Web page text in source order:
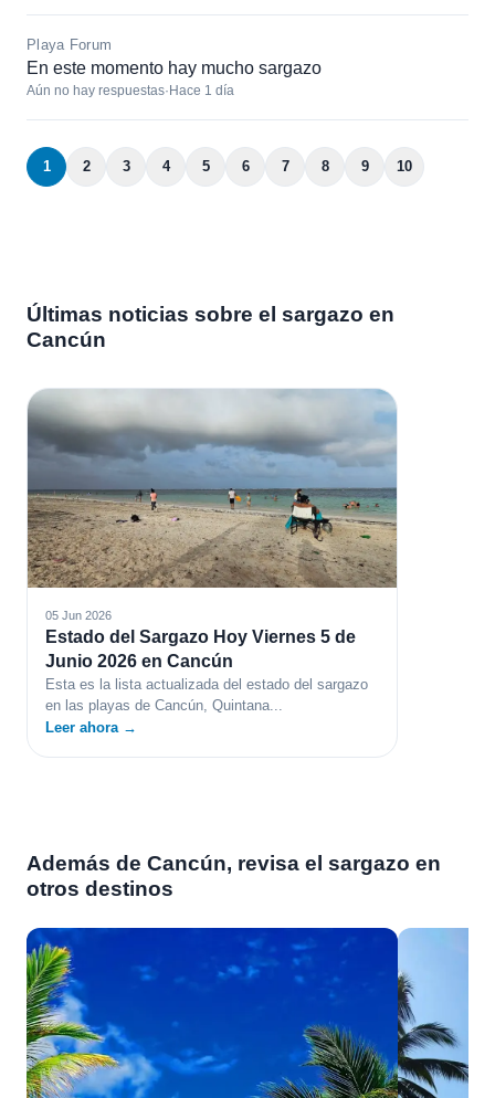
Playa Forum
En este momento hay mucho sargazo
Aún no hay respuestas·Hace 1 día
1 2 3 4 5 6 7 8 9 10
Últimas noticias sobre el sargazo en
Cancún
05 Jun 2026
Estado del Sargazo Hoy Viernes 5 de
Junio 2026 en Cancún
Esta es la lista actualizada del estado del sargazo
en las playas de Cancún, Quintana...
Leer ahora →
Además de Cancún, revisa el sargazo en
otros destinos